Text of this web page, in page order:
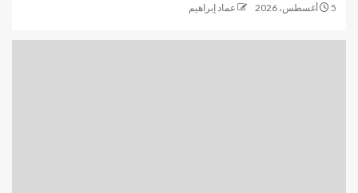
5 أغسطس، 2026 عماد إبراهيم